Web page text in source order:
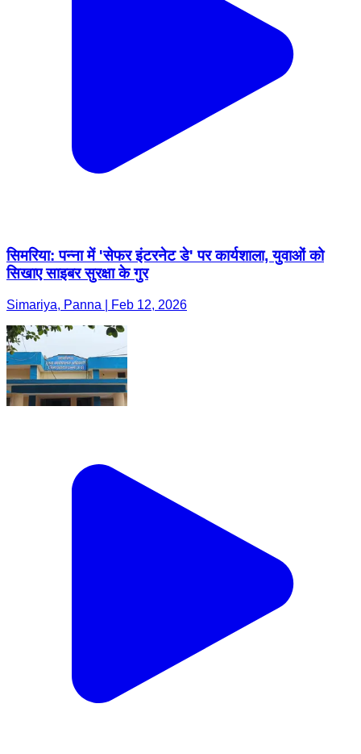
सिमरिया: पन्ना में 'सेफर इंटरनेट डे' पर कार्यशाला, युवाओं को
सिखाए साइबर सुरक्षा के गुर
Simariya, Panna | Feb 12, 2026